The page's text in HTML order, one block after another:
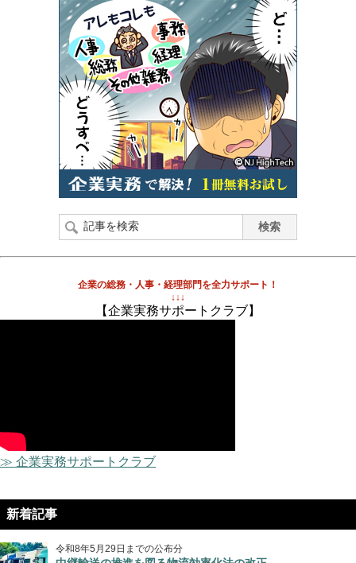
企業の総務・人事・経理部門を全力サポート！
↓↓↓
【企業実務サポートクラブ】
≫ 企業実務サポートクラブ
新着記事
令和8年5月29日までの公布分